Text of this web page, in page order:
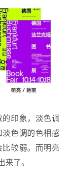
印象，淡色调
色调的色相感
较弱。而明亮
了。